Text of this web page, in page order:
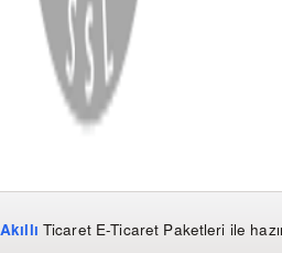
Akıllı Ticaret E-Ticaret Paketleri ile